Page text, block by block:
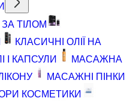
ТІЛОМ
КЛАСИЧНІ ОЛІЇ НА
І КАПСУЛИ
МАСАЖНА
МАСАЖНІ ПІНКИ
КОСМЕТИКИ